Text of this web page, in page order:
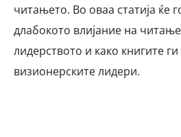
читањето. Во оваа статија ќе
длабокото влијание на
лидерството и како книгите
визионерските лидери.